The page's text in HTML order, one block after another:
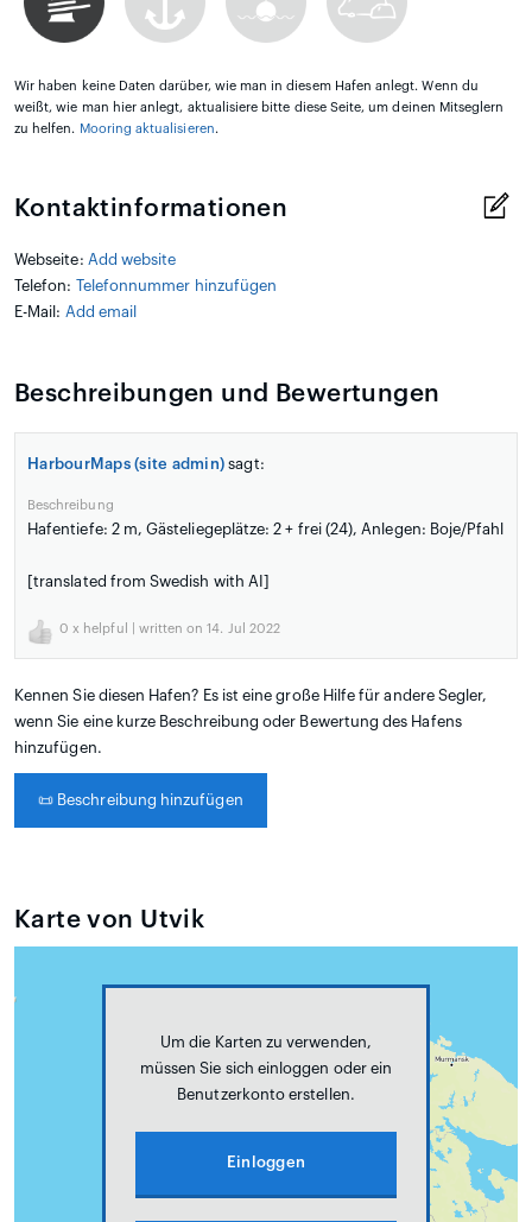
Wir haben keine Daten darüber, wie man in diesem Hafen anlegt. Wenn du
weißt, wie man hier anlegt, aktualisiere bitte diese Seite, um deinen Mitseglern
zu helfen. Mooring aktualisieren.
Kontaktinformationen
Webseite: Add website
Telefon:
Telefonnummer hinzufügen
E-Mail: Add email
Beschreibungen und Bewertungen
HarbourMaps (site admin) sagt:
Beschreibung
Hafentiefe: 2 m, Gästeliegeplätze: 2 + frei (24), Anlegen: Boje/Pfahl
[translated from Swedish with AI]
0 x helpful | written on 14. Jul 2022
Kennen Sie diesen Hafen? Es ist eine große Hilfe für andere Segler,
wenn Sie eine kurze Beschreibung oder Bewertung des Hafens
hinzufügen.
📜 Beschreibung hinzufügen
Karte von Utvik
Um die Karten zu verwenden,
müssen Sie sich einloggen oder ein
Benutzerkonto erstellen.
Einloggen